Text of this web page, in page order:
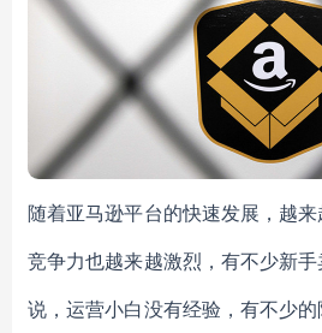
随着亚马逊平台的快速发展，越来
竞争力也越来越激烈，有不少新
说，运营小白没有经验，有不少